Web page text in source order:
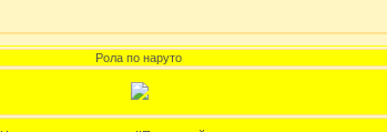
Рола по наруто